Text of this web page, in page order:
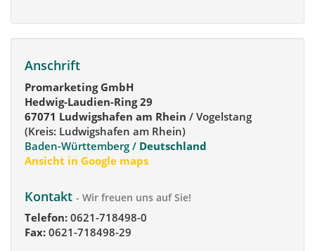
Anschrift
Promarketing GmbH
Hedwig-Laudien-Ring 29
67071 Ludwigshafen am Rhein / Vogelstang
(Kreis: Ludwigshafen am Rhein)
Baden-Württemberg / Deutschland
Ansicht in Google maps
Kontakt - Wir freuen uns auf Sie!
Telefon: 0621-718498-0
Fax: 0621-718498-29